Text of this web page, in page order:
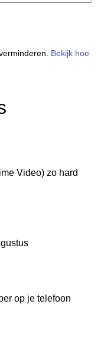
Bekijk hoe
Video) zo hard
op je telefoon